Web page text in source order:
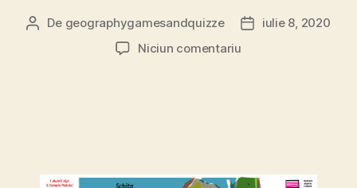
Autor
De geographygamesandquizze
Datăiulie 8, 2020
Niciun comentariula